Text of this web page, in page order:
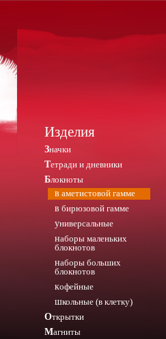
Изделия
Значки
Тетради и дневники
Блокноты
в аметистовой гамме
в бирюзовой гамме
универсальные
наборы маленьких
блокнотов
наборы больших
блокнотов
кофейные
школьные (в клетку)
Открытки
Магниты